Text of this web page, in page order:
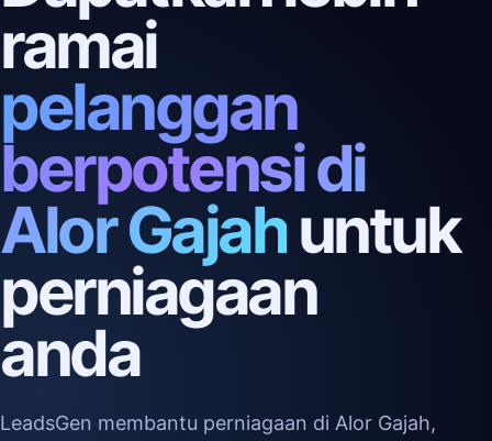
ramai
pelanggan
berpotensi di
Alor Gajahuntuk
perniagaan
anda
LeadsGen membantu perniagaan di Alor Gajah,